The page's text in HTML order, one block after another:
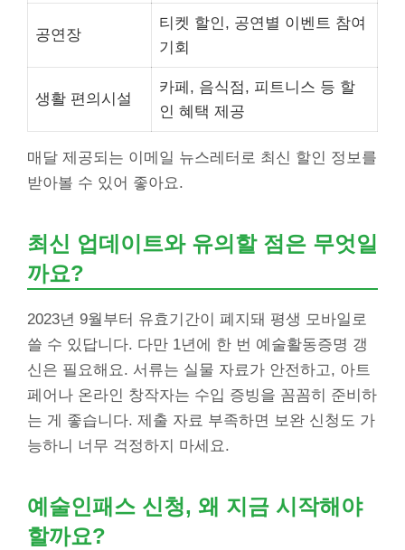
공연장
티켓 할인, 공연별 이벤트 참여
기회
생활 편의시설
카페, 음식점, 피트니스 등 할
인 혜택 제공
매달 제공되는 이메일 뉴스레터로 최신 할인 정보를
받아볼 수 있어 좋아요.
최신 업데이트와 유의할 점은 무엇일
까요?
2023년 9월부터 유효기간이 폐지돼 평생 모바일로
쓸 수 있답니다. 다만 1년에 한 번 예술활동증명 갱
신은 필요해요. 서류는 실물 자료가 안전하고, 아트
페어나 온라인 창작자는 수입 증빙을 꼼꼼히 준비하
는 게 좋습니다. 제출 자료 부족하면 보완 신청도 가
능하니 너무 걱정하지 마세요.
예술인패스 신청, 왜 지금 시작해야
할까요?